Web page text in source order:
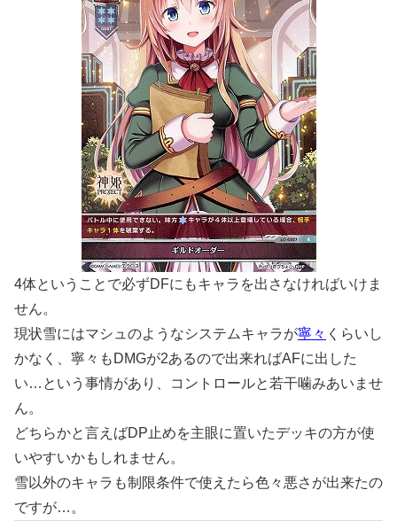
4体ということで必ずDFにもキャラを出さなければいけま
せん。
現状雪にはマシュのようなシステムキャラが寧々 くらいし
かなく、寧々もDMGが2あるので出来ればAFに出した
い…という事情があり、コントロールと若干噛みあいませ
ん。
どちらかと言えばDP止めを主眼に置いたデッキの方が使
いやすいかもしれません。
雪以外のキャラも制限条件で使えたら色々悪さが出来たの
ですが…。